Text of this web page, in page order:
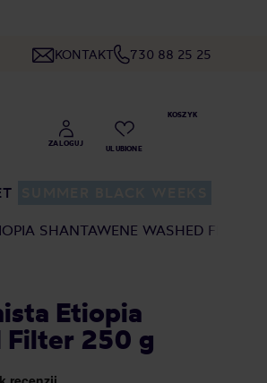
KONTAKT 730 88 25 25
SHANTAWENE WASHED FILTER
Etiopia
Filter 250 g